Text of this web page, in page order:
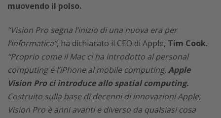
muovendo il polso.
“Vision Pro segna l’inizio di una nuova era per
l’informatica”, ha dichiarato il CEO di Apple, Tim Cook.
“Proprio come il Mac ci ha introdotto al personal
computing e l’iPhone al mobile computing, Apple
Vision Pro ci introduce allo spatial computing.
Costruito sulla base di decenni di innovazioni Apple,
Vision Pro è anni avanti e diverso da qualsiasi cosa